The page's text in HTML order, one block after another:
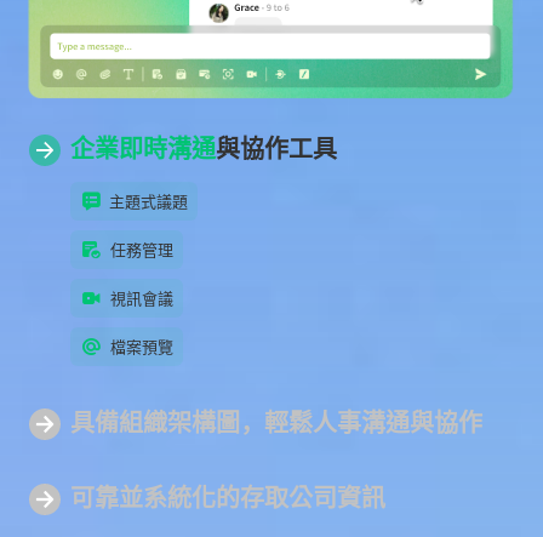
企業即時溝通與協作工具
主題式議題
任務管理
視訊會議
檔案預覽
具備組織架構圖，輕鬆人事溝通與協作
可靠並系統化的存取公司資訊